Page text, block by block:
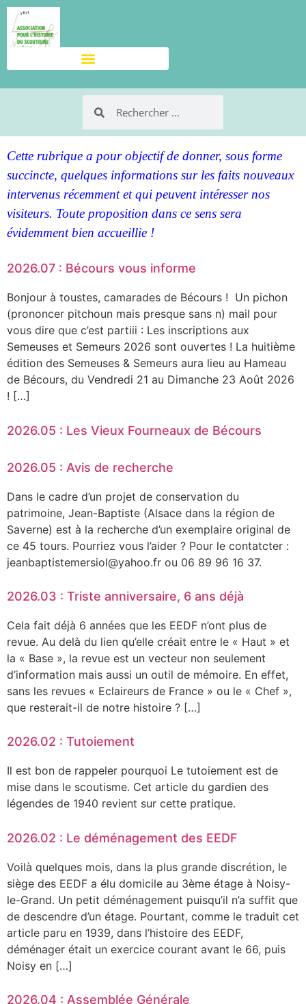
Cette rubrique a pour objectif de donner, sous forme
succincte, quelques informations sur les faits nouveaux
intervenus récemment et qui peuvent intéresser nos
visiteurs. Toute proposition dans ce sens sera
évidemment bien accueillie !
2026.07 : Bécours vous informe
Bonjour à toustes, camarades de Bécours ! Un pichon
(prononcer pitchoun mais presque sans n) mail pour
vous dire que c’est partiii : Les inscriptions aux
Semeuses et Semeurs 2026 sont ouvertes ! La huitième
édition des Semeuses & Semeurs aura lieu au Hameau
de Bécours, du Vendredi 21 au Dimanche 23 Août 2026
! […]
2026.05 : Les Vieux Fourneaux de Bécours
2026.05 : Avis de recherche
Dans le cadre d’un projet de conservation du
patrimoine, Jean-Baptiste (Alsace dans la région de
Saverne) est à la recherche d’un exemplaire original de
ce 45 tours. Pourriez vous l’aider ? Pour le contatcter :
jeanbaptistemersiol@yahoo.fr ou 06 89 96 16 37.
2026.03 : Triste anniversaire, 6 ans déjà
Cela fait déjà 6 années que les EEDF n’ont plus de
revue. Au delà du lien qu’elle créait entre le « Haut » et
la « Base », la revue est un vecteur non seulement
d’information mais aussi un outil de mémoire. En effet,
sans les revues « Eclaireurs de France » ou le « Chef »,
que resterait-il de notre histoire ? […]
2026.02 : Tutoiement
Il est bon de rappeler pourquoi Le tutoiement est de
mise dans le scoutisme. Cet article du gardien des
légendes de 1940 revient sur cette pratique.
2026.02 : Le déménagement des EEDF
Voilà quelques mois, dans la plus grande discrétion, le
siège des EEDF a élu domicile au 3ème étage à Noisy-
le-Grand. Un petit déménagement puisqu’il n’a suffit que
de descendre d’un étage. Pourtant, comme le traduit cet
article paru en 1939, dans l’histoire des EEDF,
déménager était un exercice courant avant le 66, puis
Noisy en […]
2026.04 : Assemblée Générale